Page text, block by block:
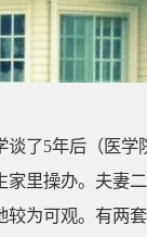
了5年后（医
里操办。夫妻
为可观。有两